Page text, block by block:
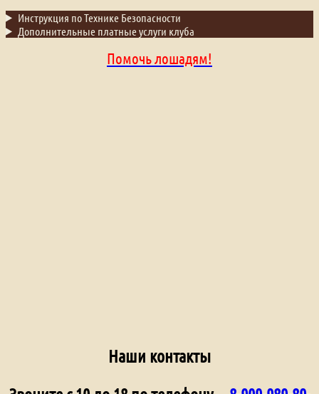
Инструкция по Технике Безопасности
Дополнительные платные услуги клуба
Помочь лошадям!
Наши контакты